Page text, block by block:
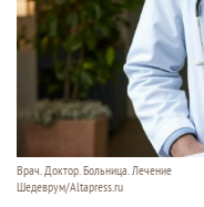
Врач. Доктор. Больница. Лечение
Шедеврум/Altapress.ru